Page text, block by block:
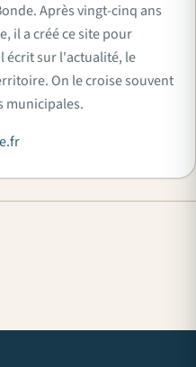
Après vingt-cinq ans
il a créé ce site pour
écrit sur l'actualité, le
On le croise souvent
municipales.